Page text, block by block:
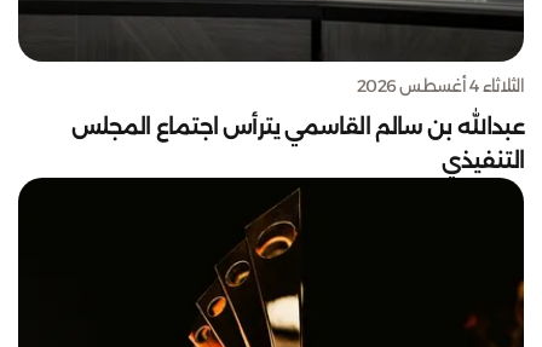
الثلاثاء 4 أغسطس 2026
عبدالله بن سالم القاسمي يترأس اجتماع المجلس
التنفيذي